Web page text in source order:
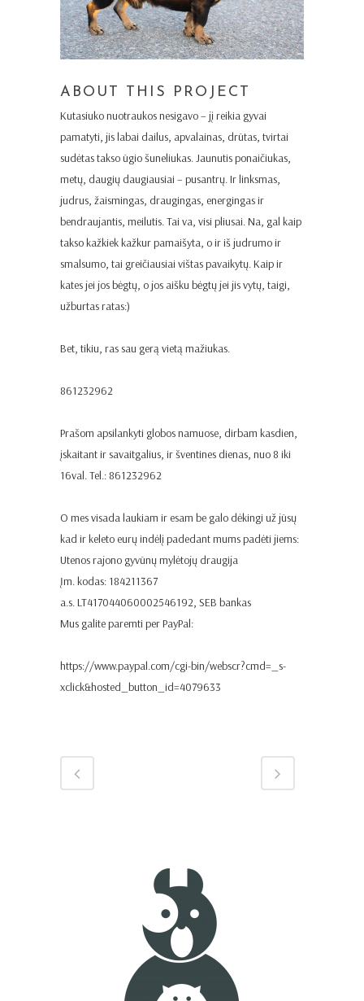
ABOUT THIS PROJECT
Kutasiuko nuotraukos nesigavo – jį reikia gyvai
pamatyti, jis labai dailus, apvalainas, drūtas, tvirtai
sudėtas takso ūgio šuneliukas. Jaunutis ponaičiukas,
metų, daugių daugiausiai – pusantrų. Ir linksmas,
judrus, žaismingas, draugingas, energingas ir
bendraujantis, meilutis. Tai va, visi pliusai. Na, gal kaip
takso kažkiek kažkur pamaišyta, o ir iš judrumo ir
smalsumo, tai greičiausiai vištas pavaikytų. Kaip ir
kates jei jos bėgtų, o jos aišku bėgtų jei jis vytų, taigi,
užburtas ratas:)
Bet, tikiu, ras sau gerą vietą mažiukas.
861232962
Prašom apsilankyti globos namuose, dirbam kasdien,
įskaitant ir savaitgalius, ir šventines dienas, nuo 8 iki
16val. Tel.: 861232962
O mes visada laukiam ir esam be galo dėkingi už jūsų
kad ir keleto eurų indėlį padedant mums padėti jiems:
Utenos rajono gyvūnų mylėtojų draugija
Įm. kodas: 184211367
a.s. LT417044060002546192, SEB bankas
Mus galite paremti per PayPal:
https://www.paypal.com/cgi-bin/webscr?cmd=_s-
xclick&hosted_button_id=4079633